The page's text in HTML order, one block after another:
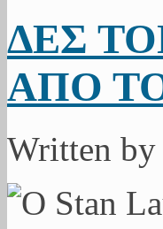
ΔΕΣ
ΑΠΟ
Written